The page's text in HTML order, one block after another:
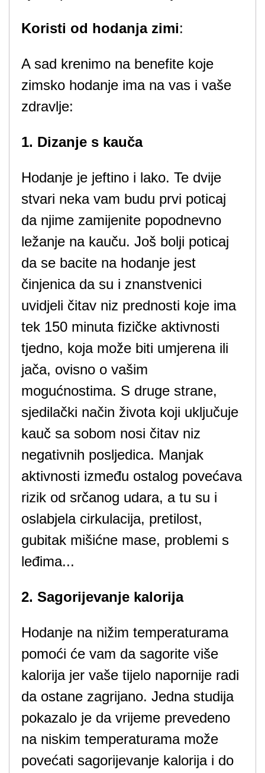
Koristi od hodanja zimi:
A sad krenimo na benefite koje
zimsko hodanje ima na vas i vaše
zdravlje:
1. Dizanje s kauča
Hodanje je jeftino i lako. Te dvije
stvari neka vam budu prvi poticaj
da njime zamijenite popodnevno
ležanje na kauču. Još bolji poticaj
da se bacite na hodanje jest
činjenica da su i znanstvenici
uvidjeli čitav niz prednosti koje ima
tek 150 minuta fizičke aktivnosti
tjedno, koja može biti umjerena ili
jača, ovisno o vašim
mogućnostima. S druge strane,
sjedilački način života koji uključuje
kauč sa sobom nosi čitav niz
negativnih posljedica. Manjak
aktivnosti između ostalog povećava
rizik od srčanog udara, a tu su i
oslabjela cirkulacija, pretilost,
gubitak mišićne mase, problemi s
leđima...
2. Sagorijevanje kalorija
Hodanje na nižim temperaturama
pomoći će vam da sagorite više
kalorija jer vaše tijelo napornije radi
da ostane zagrijano. Jedna studija
pokazalo je da vrijeme prevedeno
na niskim temperaturama može
povećati sagorijevanje kalorija i do